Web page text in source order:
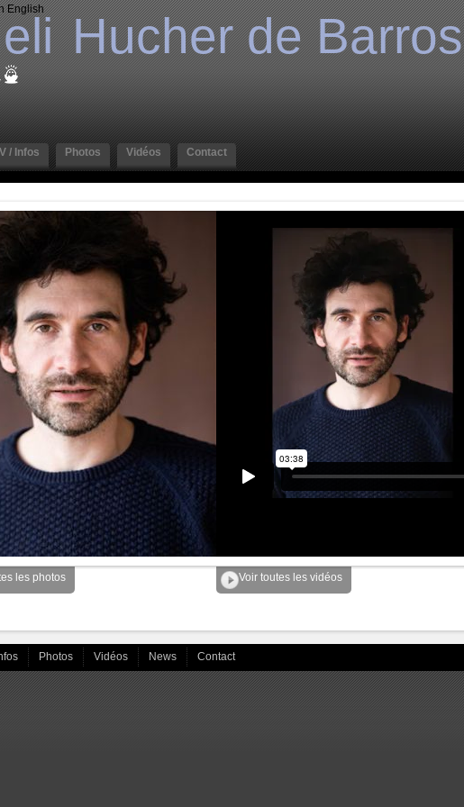
English Hucher de Barros
/ Infos Photos Vidéos Contact
les photos Voir toutes les vidéos
Photos Vidéos News Contact